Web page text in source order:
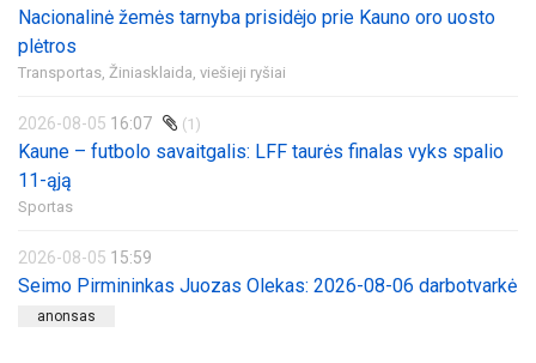
Nacionalinė žemės tarnyba prisidėjo prie Kauno oro uosto
plėtros
Transportas, Žiniasklaida, viešieji ryšiai
2026-08-05 16:07 (1)
Kaune – futbolo savaitgalis: LFF taurės finalas vyks spalio
11-ąją
Sportas
2026-08-05 15:59
Seimo Pirmininkas Juozas Olekas: 2026-08-06 darbotvarkė
anonsas